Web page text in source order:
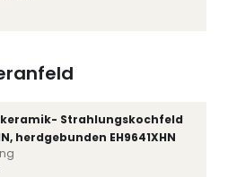
Strahlungskochfeld
herdgebunden EH9641XHN